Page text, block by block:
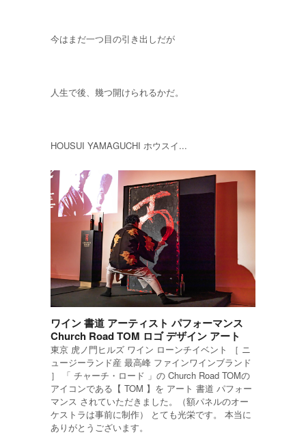
今はまだ一つ目の引き出しだが
人生で後、幾つ開けられるかだ。
HOUSUI YAMAGUCHI ホウスイ...
ワイン 書道 アーティスト パフォーマンス
Church Road TOM ロゴ デザイン アート
東京 虎ノ門ヒルズ ワイン ローンチイベント ［ ニ
ュージーランド産 最高峰 ファインワインブランド
］ 「 チャーチ・ロード 」の Church Road TOMの
アイコンである【 TOM 】を アート 書道 パフォー
マンス されていただきました。（額パネルのオー
ケストラは事前に制作） とても光栄です。 本当に
ありがとうございます。